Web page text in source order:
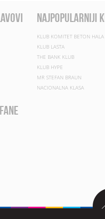
najpopularniji
KLUB KOMITET BETON HALA
KLUB LASTA
THE BANK KLUB
KLUB HYPE
MR STEFAN BRAUN
NACIONALNA KLASA